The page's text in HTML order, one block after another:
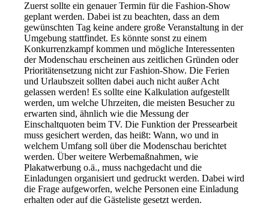
Zuerst sollte ein genauer Termin für die Fashion-Show
geplant werden. Dabei ist zu beachten, dass an dem
gewünschten Tag keine andere große Veranstaltung in der
Umgebung stattfindet. Es könnte sonst zu einem
Konkurrenzkampf kommen und mögliche Interessenten
der Modenschau erscheinen aus zeitlichen Gründen oder
Prioritätensetzung nicht zur Fashion-Show. Die Ferien
und Urlaubszeit sollten dabei auch nicht außer Acht
gelassen werden! Es sollte eine Kalkulation aufgestellt
werden, um welche Uhrzeiten, die meisten Besucher zu
erwarten sind, ähnlich wie die Messung der
Einschaltquoten beim TV. Die Funktion der Pressearbeit
muss gesichert werden, das heißt: Wann, wo und in
welchem Umfang soll über die Modenschau berichtet
werden. Über weitere Werbemaßnahmen, wie
Plakatwerbung o.ä., muss nachgedacht und die
Einladungen organisiert und gedruckt werden. Dabei wird
die Frage aufgeworfen, welche Personen eine Einladung
erhalten oder auf die Gästeliste gesetzt werden.